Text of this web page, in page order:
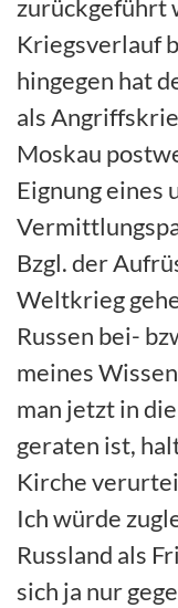
zurückgeführt
Kriegsverlauf
hingegen hat
als
Moskau
Eignung eines
Bzgl. der
Weltkrieg
Russen bei-
meines
man jetzt in
geraten ist,
Kirche
Ich würde
Russland als
sich ja nur